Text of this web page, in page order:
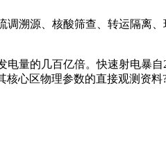
溯源、核酸筛查、转运隔离
的几百亿倍。快速射电暴自
心区物理参数的直接观测资料